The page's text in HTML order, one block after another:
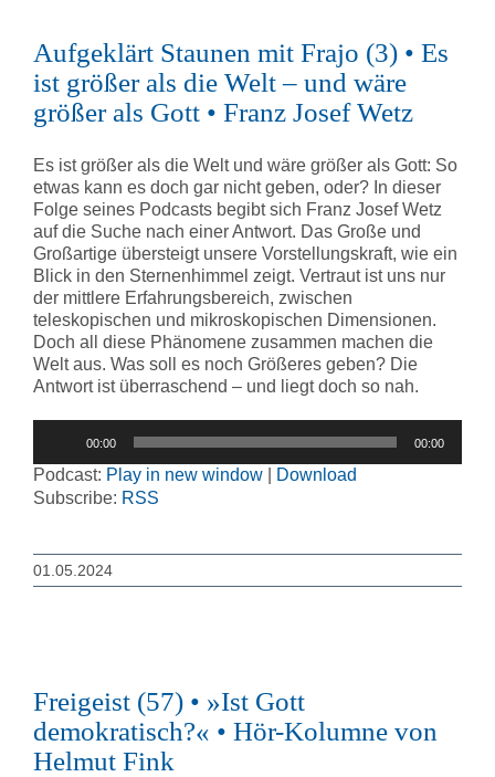
Aufgeklärt Staunen mit Frajo (3) • Es
ist größer als die Welt – und wäre
größer als Gott • Franz Josef Wetz
Es ist größer als die Welt und wäre größer als Gott: So
etwas kann es doch gar nicht geben, oder? In dieser
Folge seines Podcasts begibt sich Franz Josef Wetz
auf die Suche nach einer Antwort. Das Große und
Großartige übersteigt unsere Vorstellungskraft, wie ein
Blick in den Sternenhimmel zeigt. Vertraut ist uns nur
der mittlere Erfahrungsbereich, zwischen
teleskopischen und mikroskopischen Dimensionen.
Doch all diese Phänomene zusammen machen die
Welt aus. Was soll es noch Größeres geben? Die
Antwort ist überraschend – und liegt doch so nah.
00:00 00:00
Podcast: Play in new window
Download
Subscribe: RSS
01.05.2024
Freigeist (57) • »Ist Gott
demokratisch?« • Hör-Kolumne von
Helmut Fink